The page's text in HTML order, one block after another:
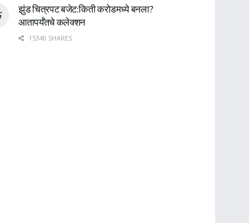
झुंड चित्रपट बजेट:किती करोडमध्ये बनला?
आतापर्यँतचे कलेक्शन
15340 SHARES